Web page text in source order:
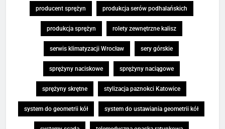
producent sprężyn produkcja serów podhalańskich
produkcja sprężyn rolety zewnętrzne kalisz
serwis klimatyzacji Wrocław sery górskie
sprężyny naciskowe sprężyny naciągowe
sprężyny skrętne stylizacja paznokci Katowice
system do geometrii kół system do ustawiania geometrii kół